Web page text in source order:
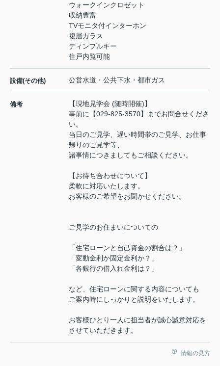
ウォークインクロゼット
収納豊富
TVモニタ付インターホン
複層ガラス
ディンプルキー
住戸内覧可能
設備(その他) 公営水道・公共下水・都市ガス
備考
【現地見学会 (随時開催)】
事前に【029-825-3570】までお問合せくださ
い。
当日のご見学、遅い時間帯のご見学、お仕事
帰りのご見学等、
諸事情につきましてもご相談ください。
【お待ち合わせについて】
柔軟に対応いたします。
お客様のご希望をお聞かせください。
ご見学のお住まいについての
「住宅ローンと自己資金の割合は？」
「変動金利か固定金利か？」
「各銀行の借入れ金利は？」
など、住宅ローンに関する内容についても
ご案内時にしっかりと説明をいたします。
お客様ひとり一人に担当者が誠心誠意対応を
させていただきます。
情報の見方